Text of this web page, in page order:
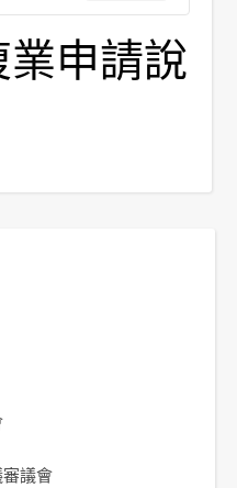
申請說
議會